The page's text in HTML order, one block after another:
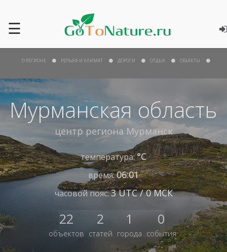
☰
Мурманская область
центр региона Мурманск
температура:°С
время:06:01
часовой пояс:3 UTC / 0 МСК
22
объектов
2
статей
1
города
0
события
О РЕГИОНЕ РЕЛЬЕФ И КЛИМАТ ДОРОГИ ОТДЫХ ОБЪЕКТЫ